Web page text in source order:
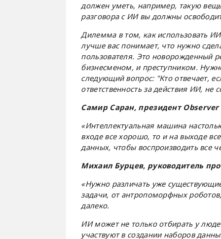
должен уметь, например, такую
разговора с ИИ вы должны
Дилемма в том, как использовать
лучше вас понимает, что нужно
пользователя. Это новорожденный
бизнесменом, и преступником.
следующий вопрос: "Кто отвечает,
ответственность за действия ИИ, не
Самир Саран, президентObserver
«Интеллектуальная машина
входе все хорошо, то и на выходе
данных, чтобы воспроизводить все
Михаил Бурцев, руководитель
«Нужно различать уже
задачи, от антропоморфных
далеко.
ИИ может не только отбирать у
участвуют в создании наборов